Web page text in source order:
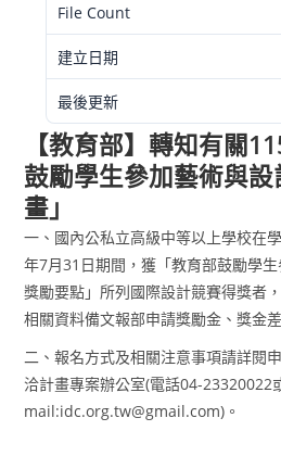
File Count
建立日期
最後更新
【教育部】轉知有關
鼓勵學生參加藝術與
畫」
一、國內公私立高級中等以上學校在
年7月31日期間，獲「教育部鼓勵學
獎勵要點」所列國際設計競賽得獎者
相關資料備文報部申請獎勵金、獎金
二、報名方式及相關注意事項請詳閱
洽計畫專案辦公室(電話04-23320022
mail:idc.org.tw@gmail.com)。